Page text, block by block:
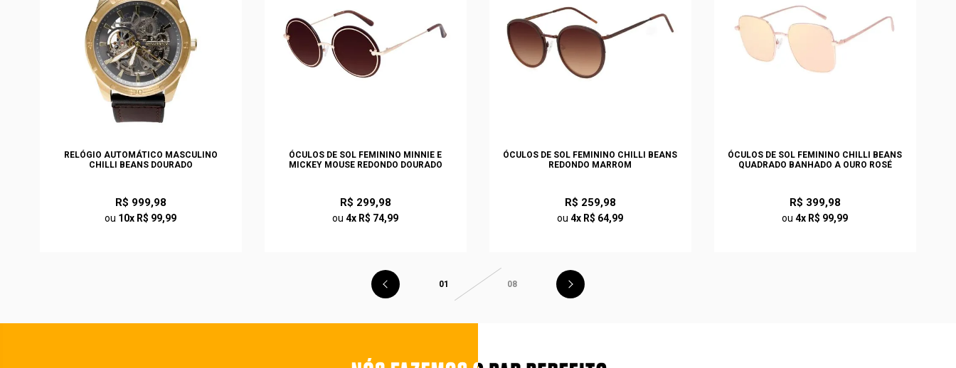
RELÓGIO AUTOMÁTICO MASCULINO
CHILLI BEANS DOURADO
R$ 999,98
ou 10x R$ 99,99
ÓCULOS DE SOL FEMININO MINNIE E
MICKEY MOUSE REDONDO DOURADO
R$ 299,98
ou4x R$ 74,99
ÓCULOS DE SOL FEMININO CHILLI BEANS
REDONDO MARROM
R$ 259,98
ou4x R$ 64,99
ÓCULOS DE SOL FEMININO CHILLI BEANS
QUADRADO BANHADO A OURO ROSÉ
R$ 399,98
ou4x R$ 99,99
01 08